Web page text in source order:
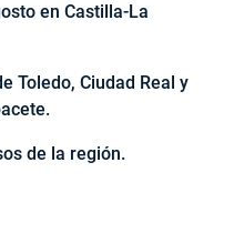
en Castilla-La
Toledo, Ciudad Real y
de la región.